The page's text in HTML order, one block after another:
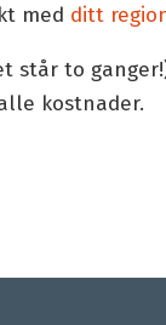
med ditt
står to
kostnader.